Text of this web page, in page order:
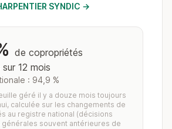
SYNDIC →
de copropriétés
12 mois
: 94,9 %
géré il y a douze mois toujours
calculée sur les changements de
au registre national (décisions
souvent antérieures de